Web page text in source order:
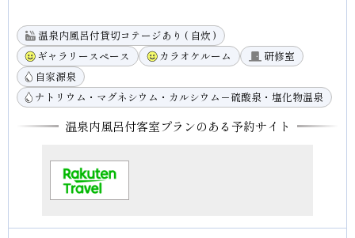
温泉内風呂付貸切コテージあり ( 自炊 )
ギャラリースペース
カラオケルーム
研修室
自家源泉
ナトリウム・マグネシウム・カルシウム－硫酸泉・塩化物温泉
温泉内風呂付客室プランのある予約サイト